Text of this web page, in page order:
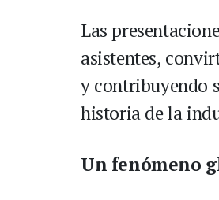
Las
asistentes,
y contribuyendo
historia de la
Un fenómeno